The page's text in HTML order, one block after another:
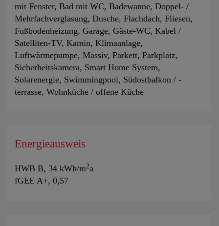
mit Fenster Bad mit WC Badewanne Doppel- /
Mehrfachverglasung Dusche Flachdach Fliesen
Fußbodenheizung Garage Gäste-WC Kabel /
Satelliten-TV Kamin Klimaanlage
Luftwärmepumpe Massiv Parkett Parkplatz
Sicherheitskamera Smart Home System
Solarenergie Swimmingpool Südostbalkon / -
terrasse Wohnküche / offene Küche
Energieausweis
HWB B, 34 kWh/m2a
fGEE A+, 0,57